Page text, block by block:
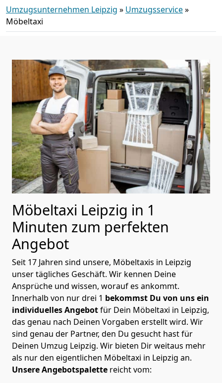
Umzugsunternehmen Leipzig » Umzugsservice»
Möbeltaxi
Möbeltaxi Leipzig in 1
Minuten zum perfekten
Angebot
Seit 17 Jahren sind unsere, Möbeltaxis in Leipzig
unser tägliches Geschäft. Wir kennen Deine
Ansprüche und wissen, worauf es ankommt.
Innerhalb von nur drei 1 bekommst Du von uns ein
individuelles Angebotfür Dein Möbeltaxi in Leipzig,
das genau nach Deinen Vorgaben erstellt wird. Wir
sind genau der Partner, den Du gesucht hast für
Deinen Umzug Leipzig. Wir bieten Dir weitaus mehr
als nur den eigentlichen Möbeltaxi in Leipzig an.
Unsere Angebotspalette reicht vom: